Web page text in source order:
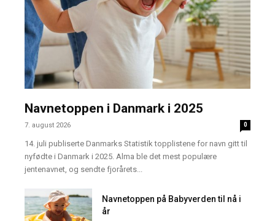
Navnetoppen i Danmark i 2025
7. august 2026 0
14. juli publiserte Danmarks Statistik topplistene for navn gitt til
nyfødte i Danmark i 2025. Alma ble det mest populære
jentenavnet, og sendte fjorårets...
Navnetoppen på Babyverden til nå i
år